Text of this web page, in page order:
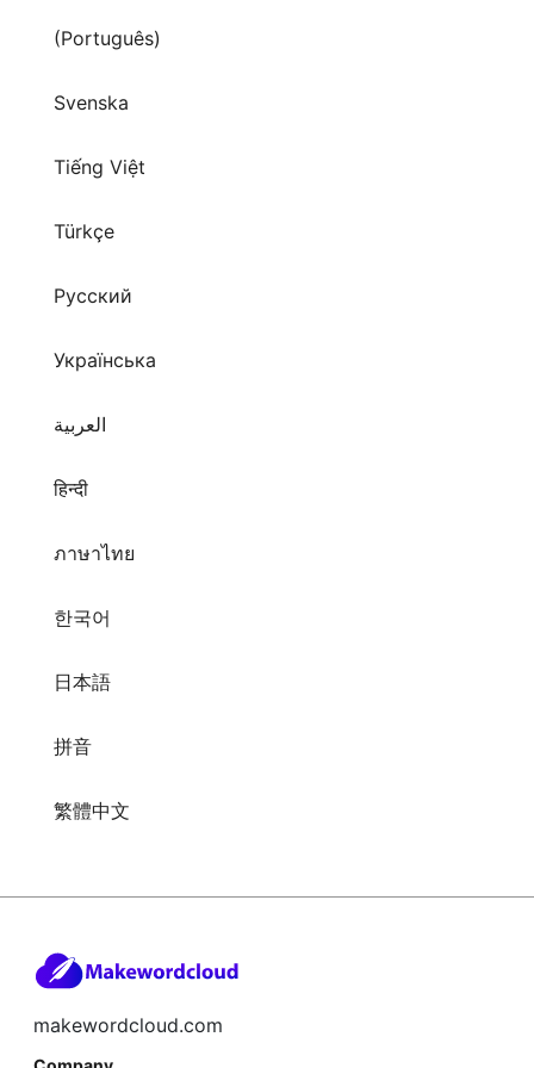
(Português)
Svenska
Tiếng Việt
Türkçe
Русский
Українська
العربية
हिन्दी
ภาษาไทย
한국어
日本語
拼音
繁體中文
makewordcloud.com